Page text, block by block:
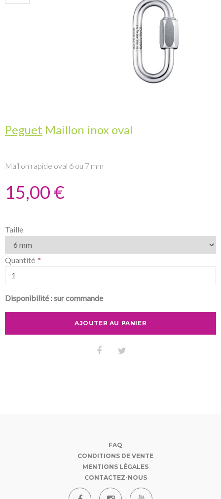
Peguet Maillon inox oval
Maillon rapide oval 6 ou 7 mm
15,00 €
Taille
Quantité
Disponibilité :sur commande
AJOUTER AU PANIER
FAQ
CONDITIONS DE VENTE
MENTIONS LÉGALES
CONTACTEZ-NOUS